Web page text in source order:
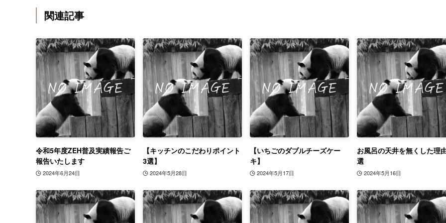
関連記事
令和5年度ZEH普及実績報告ご
報告いたします
2024年6月24日
【キッチンのこだわりポイント
3選】
2024年5月28日
【いちごのダブルチーズケー
キ】
2024年5月17日
お風呂の天井を無くした理
選
2024年5月16日